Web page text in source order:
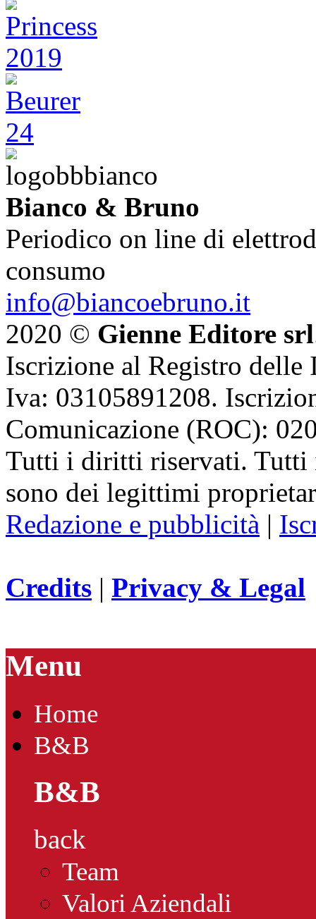
Bianco & Bruno
Periodico on line di
consumo
info@biancoebruno.it
2020 © Gienne Editore srl
Iscrizione al Registro delle
Iva: 03105891208.
Comunicazione (ROC):
Tutti i diritti riservati. Tutti
sono dei legittimi
Redazione e pubblicità |
Credits | Privacy & Legal
Menu
Home
B&B
B&B
back
Team
Valori Aziendali